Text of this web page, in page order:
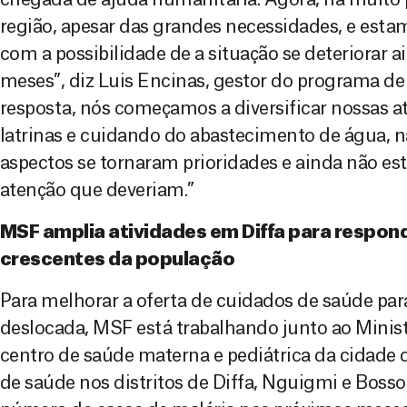
região, apesar das grandes necessidades, e
com a possibilidade de a situação se deteriorar
meses”, diz Luis Encinas, gestor do programa
resposta, nós começamos a diversificar nossas
latrinas e cuidando do abastecimento de água,
aspectos se tornaram prioridades e ainda não
atenção que deveriam.”
MSF amplia atividades em Diffa para
crescentes da população
Para melhorar a oferta de cuidados de saúde
deslocada, MSF está trabalhando junto ao
centro de saúde materna e pediátrica da cidade
de saúde nos distritos de Diffa, Nguigmi e